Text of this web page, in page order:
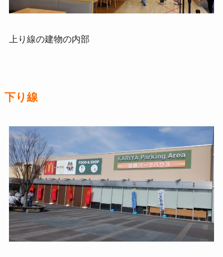
上り線の建物の内部
下り線